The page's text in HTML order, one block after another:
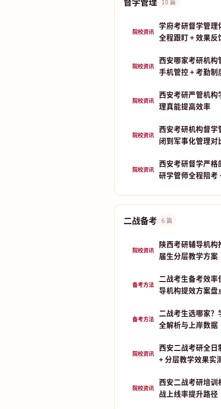
10 篇
院校资讯
学府考研督学管理
全程跟盯 + 效果反
院校资讯
西安哪家考研机构
手机管控 + 考勤制
院校资讯
西安考研严管机构
理真能提高效率
院校资讯
西安考研机构督学
闭到军事化管理对
院校资讯
西安考研督学严格
研学管师全程陪考
二战备考 6 篇
院校资讯
陕西考研辅导机构
届生分层教学方案
备考方法
二战考生备考效
导机构提效方案盘
备考方法
二战考生选哪家
全解析与上岸数据
院校资讯
西安二战考研全日
+ 分层教学效果实
院校资讯
西安二战考研培训
战上线率提升路径